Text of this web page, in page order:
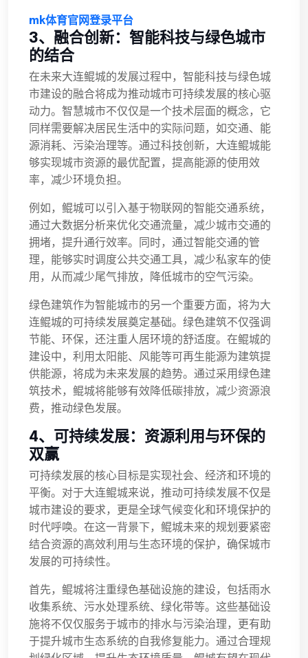
mk体育官网登录平台
3、融合创新：智能科技与绿色城市
的结合
在未来大连鲲城的发展过程中，智能科技与绿色城
市建设的融合将成为推动城市可持续发展的核心驱
动力。智慧城市不仅仅是一个技术层面的概念，它
同样需要解决居民生活中的实际问题，如交通、能
源消耗、污染治理等。通过科技创新，大连鲲城能
够实现城市资源的最优配置，提高能源的使用效
率，减少环境负担。
例如，鲲城可以引入基于物联网的智能交通系统，
通过大数据分析来优化交通流量，减少城市交通的
拥堵，提升通行效率。同时，通过智能交通的管
理，能够实时调度公共交通工具，减少私家车的使
用，从而减少尾气排放，降低城市的空气污染。
绿色建筑作为智能城市的另一个重要方面，将为大
连鲲城的可持续发展奠定基础。绿色建筑不仅强调
节能、环保，还注重人居环境的舒适度。在鲲城的
建设中，利用太阳能、风能等可再生能源为建筑提
供能源，将成为未来发展的趋势。通过采用绿色建
筑技术，鲲城将能够有效降低碳排放，减少资源浪
费，推动绿色发展。
4、可持续发展：资源利用与环保的
双赢
可持续发展的核心目标是实现社会、经济和环境的
平衡。对于大连鲲城来说，推动可持续发展不仅是
城市建设的要求，更是全球气候变化和环境保护的
时代呼唤。在这一背景下，鲲城未来的规划要紧密
结合资源的高效利用与生态环境的保护，确保城市
发展的可持续性。
首先，鲲城将注重绿色基础设施的建设，包括雨水
收集系统、污水处理系统、绿化带等。这些基础设
施将不仅仅服务于城市的排水与污染治理，更有助
于提升城市生态系统的自我修复能力。通过合理规